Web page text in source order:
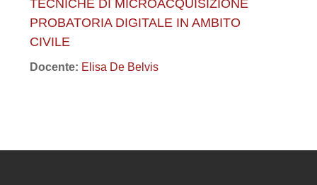
TECNICHE DI MICROACQUISIZIONE
PROBATORIA DIGITALE IN AMBITO
CIVILE
Docente: Elisa De Belvis